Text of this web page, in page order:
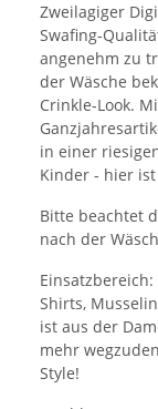
Zweilagiger
Swafing-
angenehm zu
der Wäsche
Crinkle-Look.
in einer
Kinder - hier
Bitte beachtet
nach der
Shirts,
ist aus der
mehr
Style!